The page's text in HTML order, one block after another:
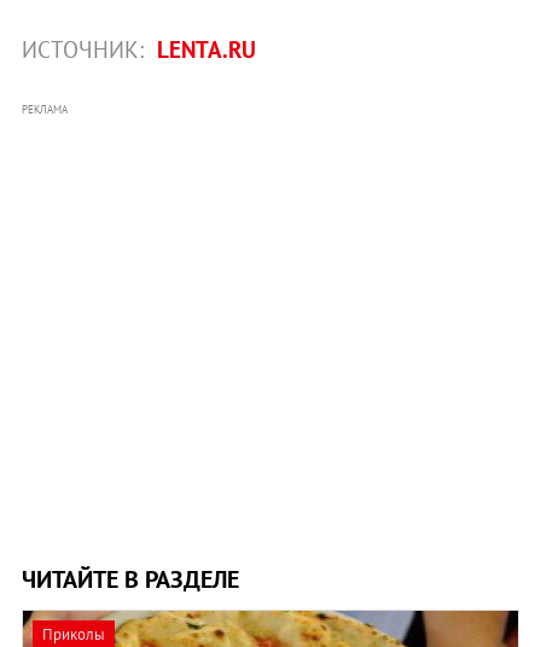
ИСТОЧНИК: LENTA.RU
РЕКЛАМА
ЧИТАЙТЕ В РАЗДЕЛЕ
Приколы